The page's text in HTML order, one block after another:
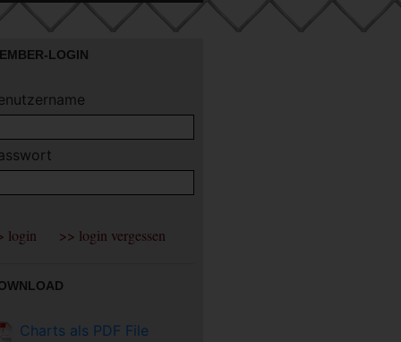
LOGIN
Charts als PDF File